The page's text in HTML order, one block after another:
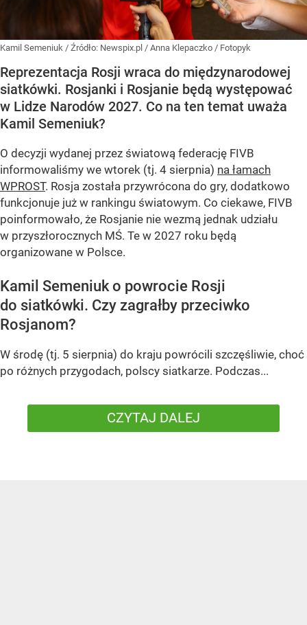
Kamil Semeniuk / Źródło: Newspix.pl / Anna Klepaczko / Fotopyk
Reprezentacja Rosji wraca do międzynarodowej
siatkówki. Rosjanki i Rosjanie będą występować
w Lidze Narodów 2027. Co na ten temat uważa
Kamil Semeniuk?
O decyzji wydanej przez światową federację FIVB
informowaliśmy we wtorek (tj. 4 sierpnia) na łamach
WPROST. Rosja została przywrócona do gry, dodatkowo
funkcjonuje już w rankingu światowym. Co ciekawe, FIVB
poinformowało, że Rosjanie nie wezmą jednak udziału
w przyszłorocznych MŚ. Te w 2027 roku będą
organizowane w Polsce.
Kamil Semeniuk o powrocie Rosji
do siatkówki. Czy zagrałby przeciwko
Rosjanom?
W środę (tj. 5 sierpnia) do kraju powrócili szczęśliwie, choć
po różnych przygodach, polscy siatkarze. Podczas...
CZYTAJ DALEJ